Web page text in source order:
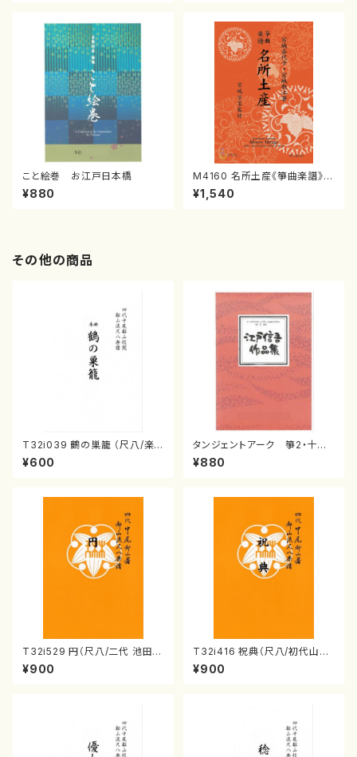
こと絵巻 お江戸日本橋
¥880
M4160 名所土産《箏曲楽譜》
（箏/宮城喜代子・宮城数江著・
宮城宗家監修/箏曲古典楽譜）
¥1,540
その他の商品
T32i039 鶴の巣籠 （尺八/楽
譜）都山no.38
¥600
タンジェントアーク 箏2・十七
江戸 信吾
¥880
T32i529 円（尺八/二代 池田静
山/楽譜）都山流公刊楽譜曲番:2
238
¥900
T32i416 祝典（尺八/初代山川
園松/楽譜）都山流公刊楽譜曲
番:2121
¥900